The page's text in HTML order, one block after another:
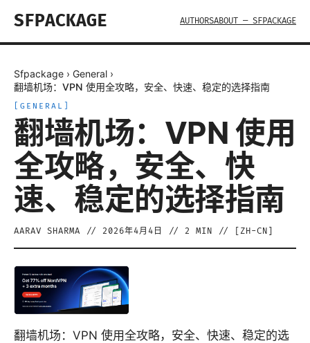
SFPACKAGE AUTHORSABOUT — SFPACKAGE
Sfpackage › General ›
翻墙机场：VPN 使用全攻略，安全、快速、稳定的选择指南
GENERAL
翻墙机场：VPN 使用
全攻略，安全、快
速、稳定的选择指南
AARAV SHARMA // 2026年4月4日 // 2 MIN // [ ZH-CN
翻墙机场：VPN 使用全攻略，安全、快速、稳定的选